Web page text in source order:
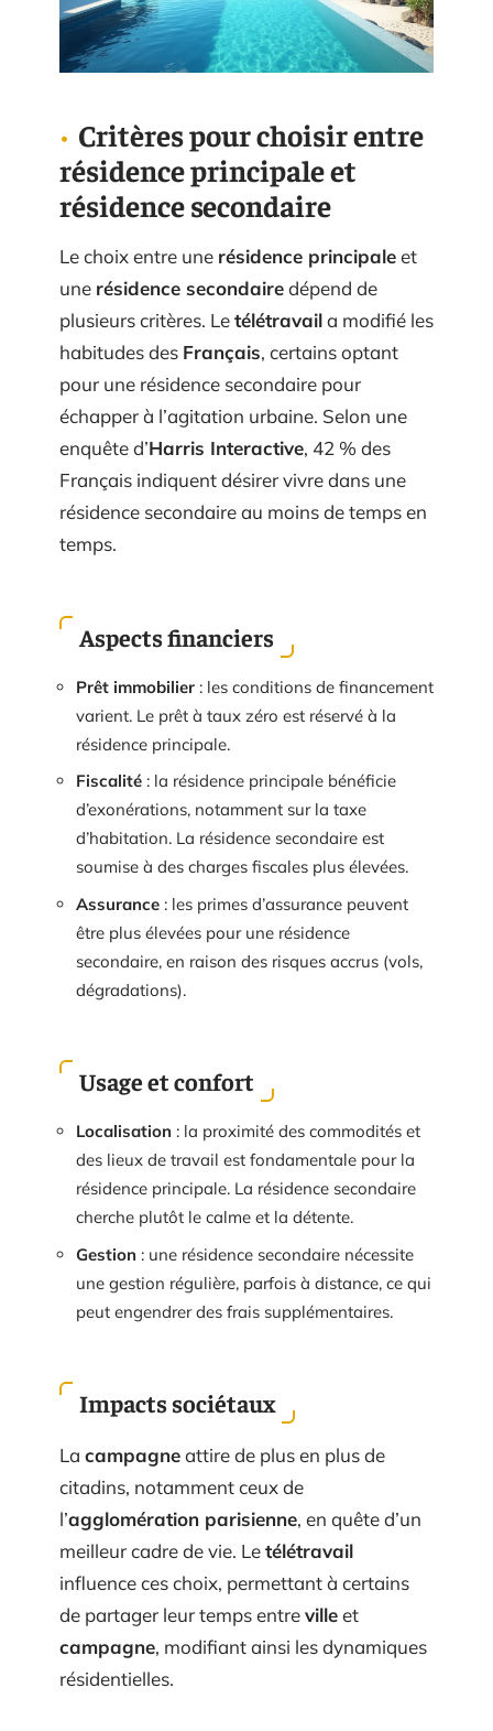
Critères pour choisir entre
résidence principale et
résidence secondaire
Le choix entre une résidence principaleet
une résidence secondairedépend de
plusieurs critères. Letélétravaila modifié les
habitudes des Français, certains optant
pour une résidence secondaire pour
échapper à l’agitation urbaine. Selon une
enquête d’Harris Interactive, 42 % des
Français indiquent désirer vivre dans une
résidence secondaire au moins de temps en
temps.
Aspects financiers
Prêt immobilier : les conditions de financement
varient. Le prêt à taux zéro est réservé à la
résidence principale.
Fiscalité : la résidence principale bénéficie
d’exonérations, notamment sur la taxe
d’habitation. La résidence secondaire est
soumise à des charges fiscales plus élevées.
Assurance : les primes d’assurance peuvent
être plus élevées pour une résidence
secondaire, en raison des risques accrus (vols,
dégradations).
Usage et confort
Localisation : la proximité des commodités et
des lieux de travail est fondamentale pour la
résidence principale. La résidence secondaire
cherche plutôt le calme et la détente.
Gestion : une résidence secondaire nécessite
une gestion régulière, parfois à distance, ce qui
peut engendrer des frais supplémentaires.
Impacts sociétaux
La campagneattire de plus en plus de
citadins, notamment ceux de
l’agglomération parisienne, en quête d’un
meilleur cadre de vie. Letélétravail
influence ces choix, permettant à certains
de partager leur temps entrevilleet
campagne, modifiant ainsi les dynamiques
résidentielles.